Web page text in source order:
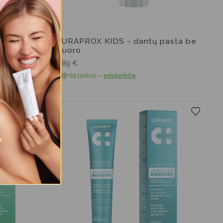
dantų
CURAPROX KIDS - dantų pasta be
fluoro
6,89 €
+69 taškus — prisijunkite